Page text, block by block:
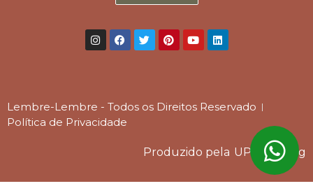
Lembre-Lembre - Todos os Direitos Reservado
Política de Privacidade
Produzido pela UP Branding